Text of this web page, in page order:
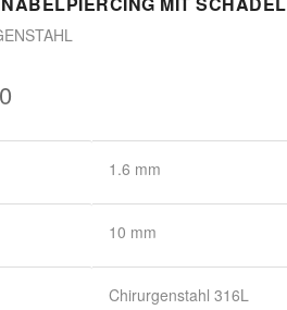
1.6 mm
10 mm
Chirurgenstahl 316L